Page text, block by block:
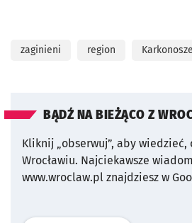
zaginieni region Karkonosze
BĄDŹ NA BIEŻĄCO Z
Kliknij „obserwuj”, aby wiedzieć,
Wrocławiu. Najciekawsze
www.wroclaw.pl znajdziesz w